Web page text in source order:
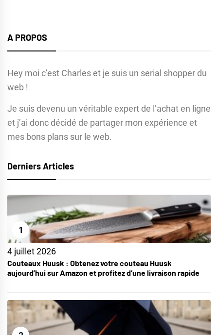
A PROPOS
Hey moi c’est Charles et je suis un serial shopper du
web !
Je suis devenu un véritable expert de l’achat en ligne
et j’ai donc décidé de partager mon expérience et
mes bons plans sur le web.
Derniers Articles
1
4 juillet 2026
Couteaux Huusk : Obtenez votre couteau Huusk
aujourd’hui sur Amazon et profitez d’une livraison rapide